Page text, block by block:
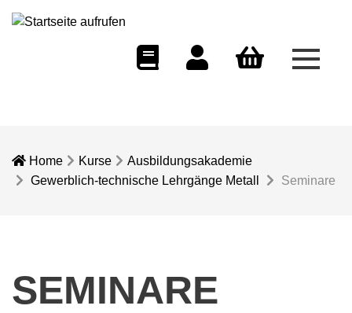
Menü
Home Kurse
Ausbildungsakademie
Gewerblich-technische Lehrgänge Metall
Seminare
SEMINARE